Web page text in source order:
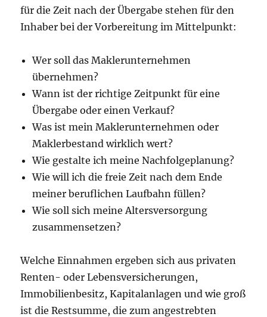
für die Zeit nach der Übergabe stehen für den
Inhaber bei der Vorbereitung im Mittelpunkt:
Wer soll das Maklerunternehmen
übernehmen?
Wann ist der richtige Zeitpunkt für eine
Übergabe oder einen Verkauf?
Was ist mein Maklerunternehmen oder
Maklerbestand wirklich wert?
Wie gestalte ich meine Nachfolgeplanung?
Wie will ich die freie Zeit nach dem Ende
meiner beruflichen Laufbahn füllen?
Wie soll sich meine Altersversorgung
zusammensetzen?
Welche Einnahmen ergeben sich aus privaten
Renten- oder Lebensversicherungen,
Immobilienbesitz, Kapitalanlagen und wie groß
ist die Restsumme, die zum angestrebten